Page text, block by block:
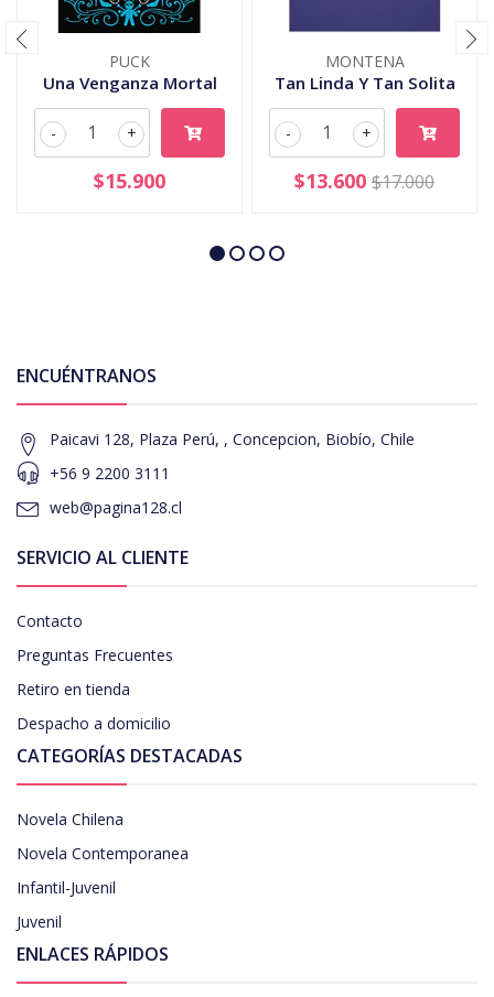
PUCK
Una Venganza Mortal
+
-
$15.900
MONTENA
Tan Linda Y Tan Solita
+
-
$13.600 $17.000
ENCUÉNTRANOS
Paicavi 128, Plaza Perú, , Concepcion, Biobío, Chile
+56 9 2200 3111
web@pagina128.cl
SERVICIO AL CLIENTE
Contacto
Preguntas Frecuentes
Retiro en tienda
Despacho a domicilio
CATEGORÍAS DESTACADAS
Novela Chilena
Novela Contemporanea
Infantil-Juvenil
Juvenil
ENLACES RÁPIDOS